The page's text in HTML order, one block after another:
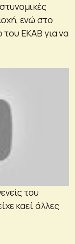
ενώ στο
του ΕΚΑΒ για να
του
καεί άλλες